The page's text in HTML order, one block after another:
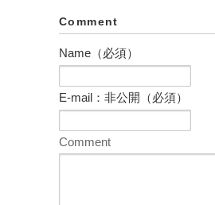
Comment
Name（必須）
E-mail：非公開（必須）
Comment